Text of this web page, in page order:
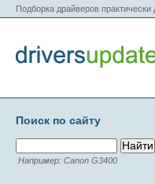
Подборка драйверов
Поиск по сайту
Например: Canon G3400